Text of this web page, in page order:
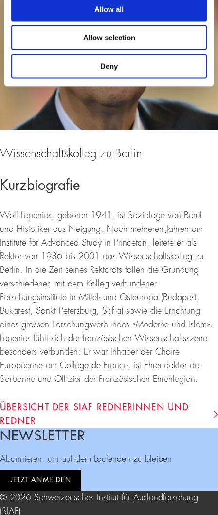
Allow all
Allow selection
Deny
Wissenschaftskolleg zu Berlin
Kurzbiografie
Wolf Lepenies, geboren 1941, ist Soziologe von Beruf
und Historiker aus Neigung. Nach mehreren Jahren am
Institute for Advanced Study in Princeton, leitete er als
Rektor von 1986 bis 2001 das Wissenschaftskolleg zu
Berlin. In die Zeit seines Rektorats fallen die Gründung
verschiedener, mit dem Kolleg verbundener
Forschungsinstitute in Mittel- und Osteuropa (Budapest,
Bukarest, Sankt Petersburg, Sofia) sowie die Errichtung
eines grossen Forschungsverbundes «Moderne und Islam».
Lepenies fühlt sich der französischen Wissenschaftsszene
besonders verbunden: Er war Inhaber der Chaire
Européenne am Collège de France, ist Ehrendoktor der
Sorbonne und Offizier der Französischen Ehrenlegion.
ÜBERSICHT DER SIAF REDNERINNEN UND
REDNER
Footer
NEWSLETTER
Abonnieren, um auf dem Laufenden zu bleiben
JETZT ANMELDEN
© 2026 Schweizerisches Institut für Auslandforschung
(SIAF)